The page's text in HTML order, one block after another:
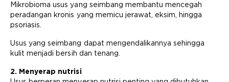
Mikrobioma usus yang seimbang membantu mencegah
peradangan kronis yang memicu jerawat, eksim, hingga
psoriasis.
Usus yang seimbang dapat mengendalikannya sehingga
kulit menjadi bersih dan tenang.
2. Menyerap nutrisi